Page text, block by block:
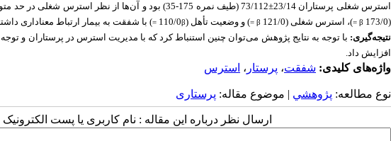
(173/0
)، استرس شغلی (121/0 ) و وضعیت تأهل (110/0β = ) با شفقت به بیمار ارتباط معناداری داشتند
نتیجه‌گیری: با توجه به نتایج پژوهش می‌توان چنین استنباط کرد که با مدیریت استرس در پرستاران و توجه
افزایش داد.
واژه‌های کلیدی: شفقت، پرستار ، استرس
نوع مطالعه: پژوهشي | موضوع مقاله: پرستاری
ارسال نظر درباره این مقاله : نام کاربری یا پست